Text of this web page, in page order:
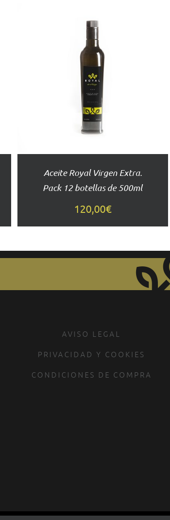
AÑADIR AL
CARRITO
DETALLES
Aceite Royal Virgen Extra.
Pack 12 botellas de 500ml
120,00€
AVISO LEGAL
PRIVACIDAD Y COOKIES
CONDICIONES DE COMPRA